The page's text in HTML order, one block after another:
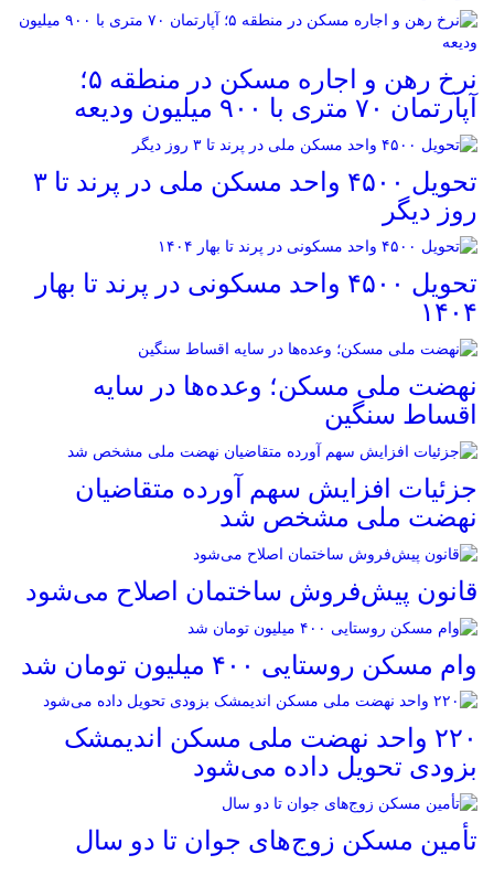
نرخ‌ رهن و اجاره مسکن در منطقه ۵؛
آپارتمان ۷۰ متری با ۹۰۰ میلیون ودیعه
تحویل ۴۵۰۰ واحد مسکن ملی در پرند تا ۳
روز دیگر
تحویل ۴۵۰۰ واحد مسکونی در پرند تا بهار
۱۴۰۴
نهضت ملی مسکن؛ وعده‌ها در سایه
اقساط سنگین
جزئیات افزایش سهم آورده متقاضیان
نهضت ملی مشخص شد
قانون پیش‌فروش ساختمان اصلاح می‌شود
وام مسکن روستایی ۴۰۰ میلیون تومان شد
۲۲۰ واحد نهضت ملی مسکن اندیمشک
بزودی تحویل داده می‌شود
تأمین مسکن زوج‌های جوان تا دو سال